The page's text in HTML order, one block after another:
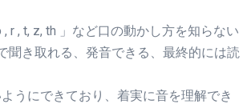
r , t, z, th 」 など口の動かし方を知らない
聞き取れる、発音できる、最終的には読
うにできており、着実に音を理解でき